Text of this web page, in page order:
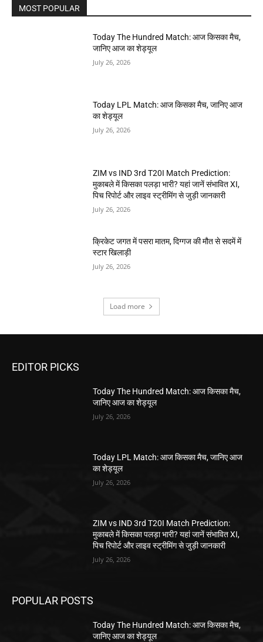
MOST POPULAR
Today The Hundred Match: आज किसका मैच,
जानिए आज का शेड्यूल
July 26, 2026
Today LPL Match: आज किसका मैच, जानिए आज
का शेड्यूल
July 26, 2026
ZIM vs IND 3rd T20I Match Prediction:
मुकाबले में किसका पलड़ा भारी? यहां जानें संभावित XI,
पिच रिपोर्ट और लाइव स्ट्रीमिंग से जुड़ी जानकारी
July 26, 2026
क्रिकेट जगत में पसरा मातम, दिग्गज की मौत से सदमें में
स्टार खिलाड़ी
July 26, 2026
Load more
EDITOR PICKS
Today The Hundred Match: आज किसका मैच,
जानिए आज का शेड्यूल
July 26, 2026
Today LPL Match: आज किसका मैच, जानिए आज
का शेड्यूल
July 26, 2026
ZIM vs IND 3rd T20I Match Prediction:
मुकाबले में किसका पलड़ा भारी? यहां जानें संभावित XI,
पिच रिपोर्ट और लाइव स्ट्रीमिंग से जुड़ी जानकारी
July 26, 2026
POPULAR POSTS
Today The Hundred Match: आज किसका मैच,
जानिए आज का शेड्यूल